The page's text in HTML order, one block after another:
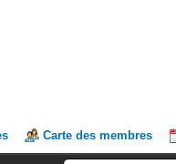
Carte des membres